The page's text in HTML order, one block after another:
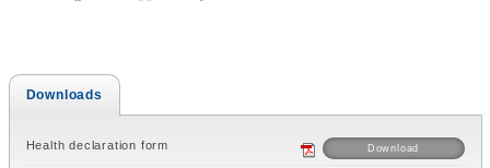
Downloads
Health declaration form Download